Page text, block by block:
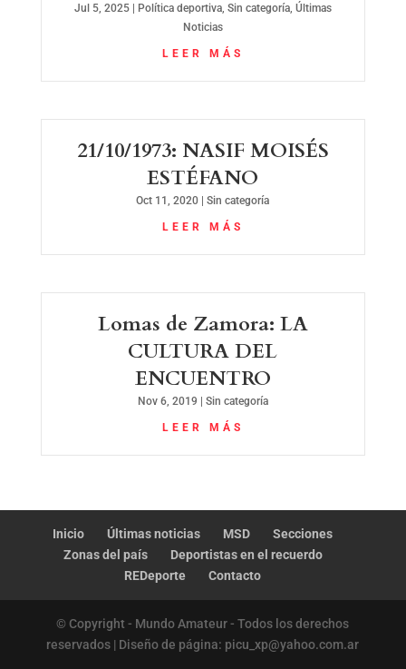
Jul 5, 2025| Política deportiva, Sin categoría, Últimas
Noticias
LEER MÁS
21/10/1973: NASIF MOISÉS
ESTÉFANO
Oct 11, 2020 |Sin categoría
LEER MÁS
Lomas de Zamora: LA
CULTURA DEL
ENCUENTRO
Nov 6, 2019 Sin categoría
LEER MÁS
Inicio Últimas noticias MSD
Secciones
Zonas del país
Deportistas en el recuerdo
REDeporte
Contacto
© Copyright - Mundo Amateur - Todos los derechos
reservados | Diseño de página: picu_xp@yahoo.com.ar